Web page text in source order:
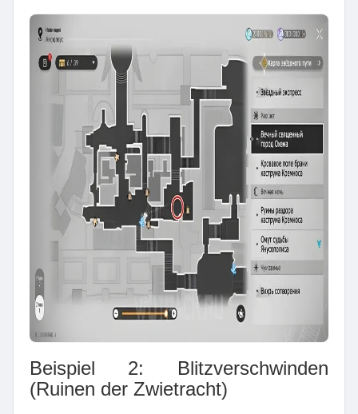
Beispiel 2: Blitzverschwinden
(Ruinen der Zwietracht)